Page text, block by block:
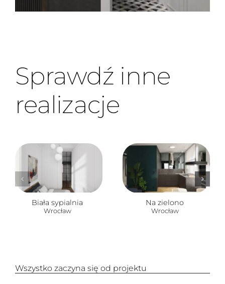
Sprawdź inne
realizacje
Biała sypialnia
Wrocław
Na zielono
Wrocław
Wszystko zaczyna się od projektu